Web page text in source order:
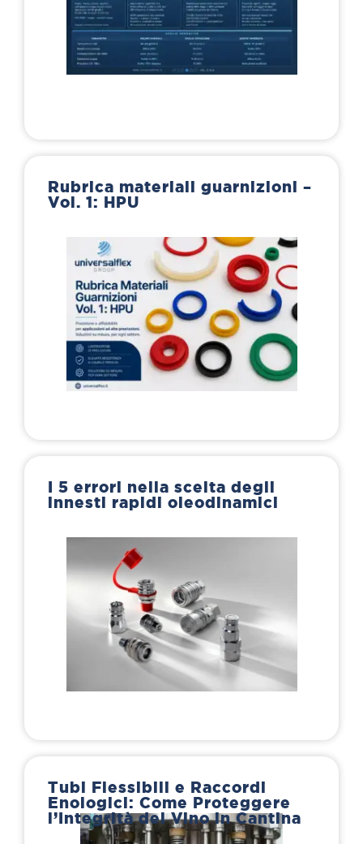
Rubrica materiali guarnizioni –
Vol. 1: HPU
I 5 errori nella scelta degli
innesti rapidi oleodinamici
Tubi Flessibili e Raccordi
Enologici: Come Proteggere
l’Integrità del Vino in Cantina